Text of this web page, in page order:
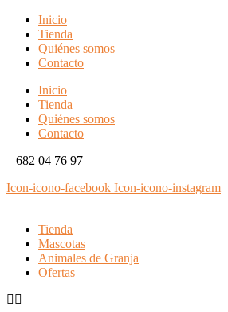
Inicio
Tienda
Quiénes somos
Contacto
Inicio
Tienda
Quiénes somos
Contacto
682 04 76 97
Icon-icono-facebook Icon-icono-instagram
Tienda
Mascotas
Animales de Granja
Ofertas